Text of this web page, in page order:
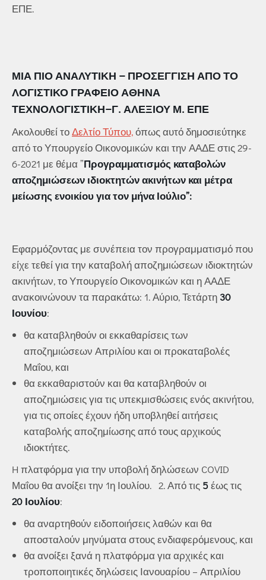
ΕΠΕ.
ΜΙΑ ΠΙΟ ΑΝΑΛΥΤΙΚΗ – ΠΡΟΣΕΓΓΙΣΗ ΑΠΟ ΤΟ
ΛΟΓΙΣΤΙΚΟ ΓΡΑΦΕΙΟ ΑΘΗΝΑ
ΤΕΧΝΟΛΟΓΙΣΤΙΚΗ–Γ. ΑΛΕΞΊΟΥ Μ. ΕΠΕ
Ακολουθεί τοΔελτίο Τύπου,όπως αυτό δημοσιεύτηκε
από το Υπουργείο Οικονομικών και την ΑΑΔΕ στις 29-
6-2021 με θέμα ”Προγραμματισμός καταβολών
αποζημιώσεων ιδιοκτητών ακινήτων και μέτρα
μείωσης ενοικίου για τον μήνα Ιούλιο”:
Εφαρμόζοντας με συνέπεια τον προγραμματισμό που
είχε τεθεί για την καταβολή αποζημιώσεων ιδιοκτητών
ακινήτων, το Υπουργείο Οικονομικών και η ΑΑΔΕ
ανακοινώνουν τα παρακάτω: 1. Αύριο, Τετάρτη 30
Ιουνίου:
θα καταβληθούν οι εκκαθαρίσεις των
αποζημιώσεων Απριλίου και οι προκαταβολές
Μαΐου, και
θα εκκαθαριστούν και θα καταβληθούν οι
αποζημιώσεις για τις υπεκμισθώσεις ενός ακινήτου,
για τις οποίες έχουν ήδη υποβληθεί αιτήσεις
καταβολής αποζημίωσης από τους αρχικούς
ιδιοκτήτες.
H πλατφόρμα για την υποβολή δηλώσεων COVID
Μαΐου θα ανοίξει την 1η Ιουλίου. 2. Από τις 5έως τις
20 Ιουλίου:
θα αναρτηθούν ειδοποιήσεις λαθών και θα
αποσταλούν μηνύματα στους ενδιαφερόμενους, και
θα ανοίξει ξανά η πλατφόρμα για αρχικές και
τροποποιητικές δηλώσεις Ιανουαρίου – Απριλίου